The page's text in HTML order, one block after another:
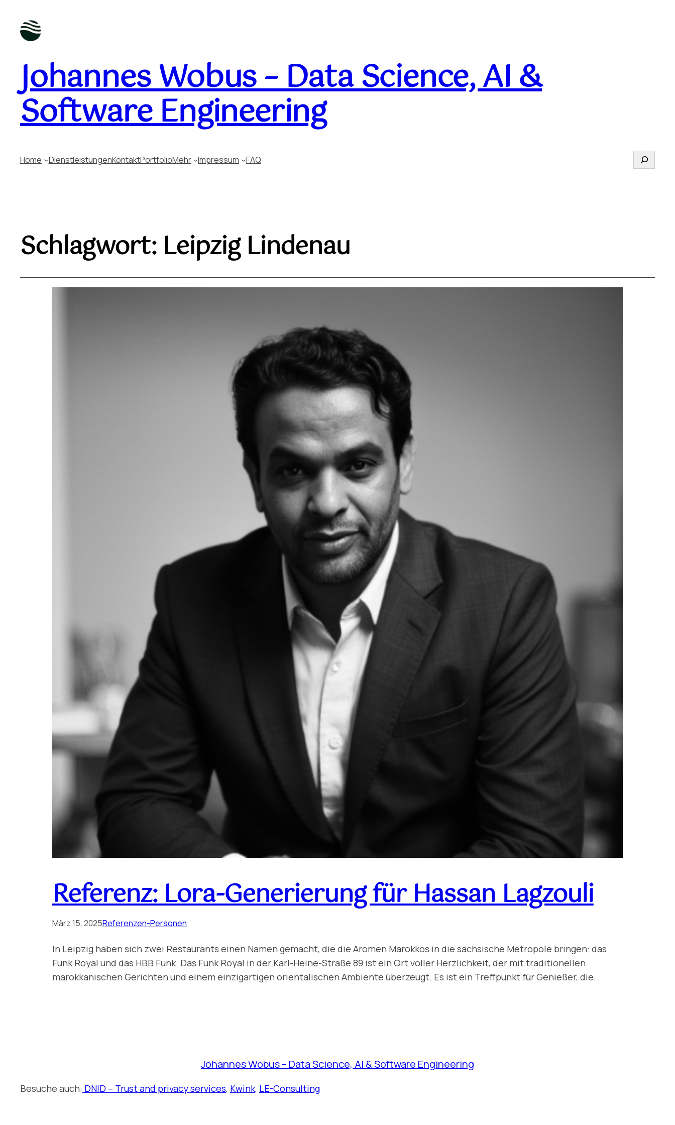
Johannes Wobus – Data Science, AI &
Software Engineering
Home DienstleistungenKontaktPortfolioMehr Impressum FAQ Suchen
Schlagwort: Leipzig Lindenau
Referenz: Lora-Generierung für Hassan Lagzouli
März 15, 2025Referenzen-Personen
In Leipzig haben sich zwei Restaurants einen Namen gemacht, die die Aromen Marokkos in die sächsische Metropole bringen: das
Funk Royal und das HBB Funk. Das Funk Royal in der Karl-Heine-Straße 89 ist ein Ort voller Herzlichkeit, der mit traditionellen
marokkanischen Gerichten und einem einzigartigen orientalischen Ambiente überzeugt. Es ist ein Treffpunkt für Genießer, die…
Johannes Wobus – Data Science, AI & Software Engineering
Besuche auch: DNID – Trust and privacy services, Kwink, LE-Consulting